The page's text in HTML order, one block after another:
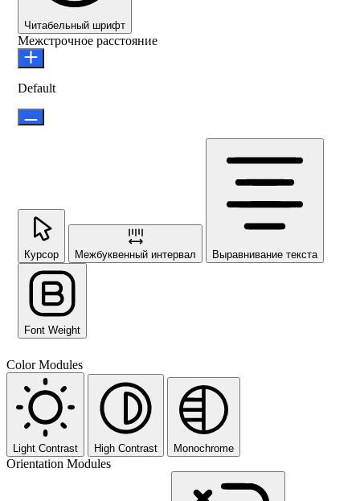
Читабельный шрифт
Межстрочное расстояние
Default
Курсор Межбуквенный интервал Выравнивание текста
Font Weight
Color Modules
Light Contrast High Contrast Monochrome
Orientation Modules